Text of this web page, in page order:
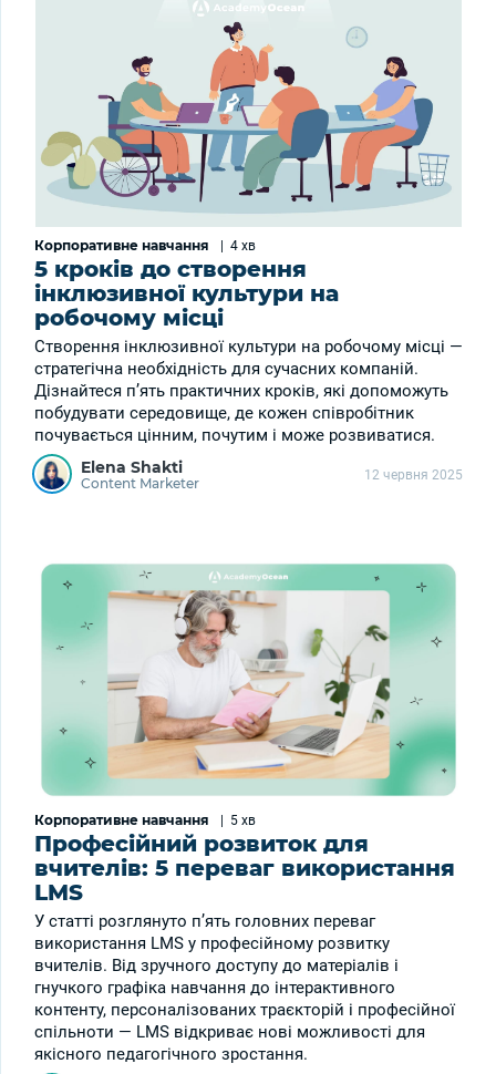
Корпоративне навчання 4 хв
5 кроків до створення
інклюзивної культури на
робочому місці
Створення інклюзивної культури на робочому місці —
стратегічна необхідність для сучасних компаній.
Дізнайтеся п’ять практичних кроків, які допоможуть
побудувати середовище, де кожен співробітник
почувається цінним, почутим і може розвиватися.
Elena Shakti
Content Marketer 12 червня 2025
Корпоративне навчання 5 хв
Професійний розвиток для
вчителів: 5 переваг використання
LMS
У статті розглянуто п’ять головних переваг
використання LMS у професійному розвитку
вчителів. Від зручного доступу до матеріалів і
гнучкого графіка навчання до інтерактивного
контенту, персоналізованих траєкторій і професійної
спільноти — LMS відкриває нові можливості для
якісного педагогічного зростання.